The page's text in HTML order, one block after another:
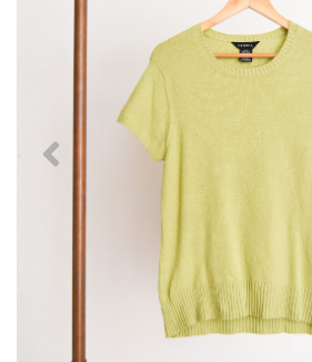
Previous